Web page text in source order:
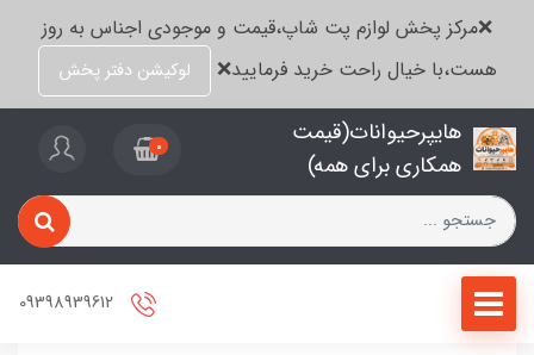
❌مرکز پخش لوازم پت شاپ،قیمت و موجودی اجناس به روز
هست،با خیال راحت خرید فرمایید❌
لوکیشن دفتر پخش
هایپرحیوانات(قیمت
همکاری برای همه)
0